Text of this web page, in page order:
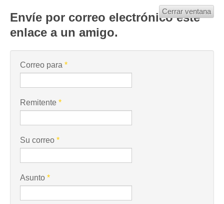
Envíe por correo electrónico este
enlace a un amigo.
Cerrar ventana
Correo para *
Remitente *
Su correo *
Asunto *